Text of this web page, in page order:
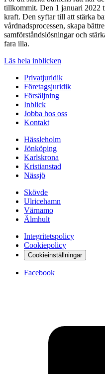
tillkommit. Den 1 januari 2022
kraft. Den syftar till att stärka
vårdnadsprocessen, skapa
samförståndslösningar och
fara illa.
Läs hela inblicken
Privatjuridik
Företagsjuridik
Försäljning
Inblick
Jobba hos oss
Kontakt
Hässleholm
Jönköping
Karlskrona
Kristianstad
Nässjö
Skövde
Ulricehamn
Värnamo
Älmhult
Integritetspolicy
Cookiepolicy
Cookieinställningar
Facebook